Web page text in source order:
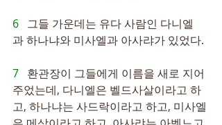
6 그들 가운데는 유다 사람인 다니엘
과 하나냐와 미사엘과 아사랴가 있었다.
7 환관장이 그들에게 이름을 새로 지어
주었는데, 다니엘은 벨드사살이라고 하
고, 하나냐는 사드락이라고 하고, 미사엘